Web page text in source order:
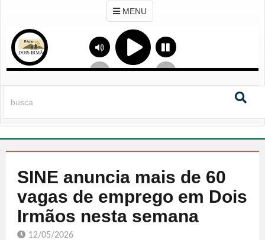
MENU
SINE anuncia mais de 60
vagas de emprego em Dois
Irmãos nesta semana
12/05/2026